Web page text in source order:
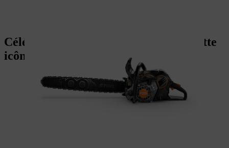
Célébrez 100 ans d'innovation avec cette
icône